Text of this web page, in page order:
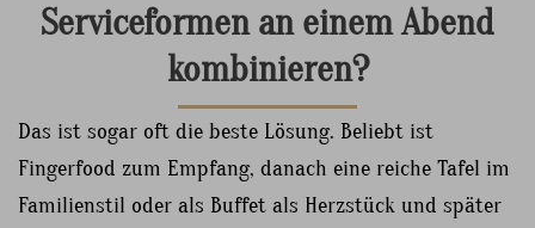
Serviceformen an einem Abend
kombinieren?
Das ist sogar oft die beste Lösung. Beliebt ist
Fingerfood zum Empfang, danach eine reiche Tafel im
Familienstil oder als Buffet als Herzstück und später